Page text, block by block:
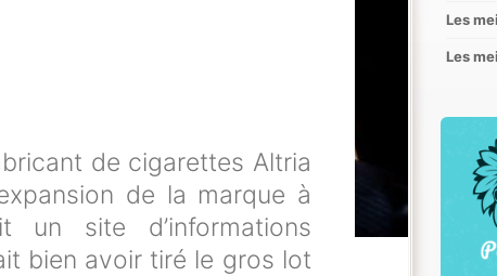
de cigarettes Altria
de la marque à
un site d’informations
bien avoir tiré le gros lot
Les
Les